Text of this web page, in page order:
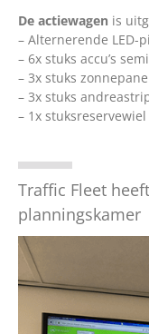
De actiewagen is
– Alternerende LED-
– 6x stuks accu’s
– 3x stuks
– 3x stuks
– 1x stuksreservewiel
Traffic Fleet
planningskamer